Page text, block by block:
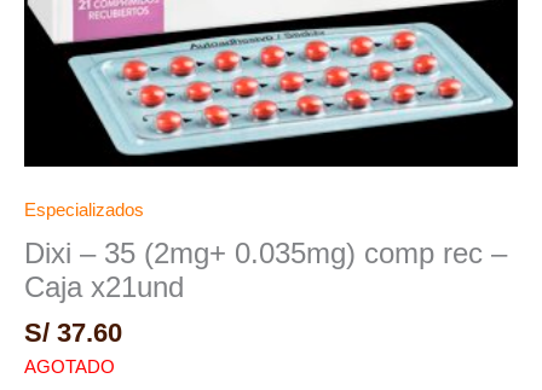
Especializados
Dixi – 35 (2mg+ 0.035mg) comp rec –
Caja x21und
S/ 37.60
AGOTADO